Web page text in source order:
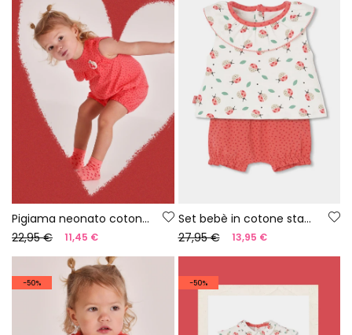
Pigiama neonato cotone con stampa
22,95 €
11,45 €
Set bebè in cotone stampato
27,95 €
13,95 €
-50% -50%